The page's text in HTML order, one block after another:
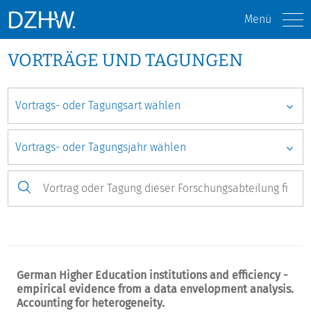
Menü
VORTRÄGE UND TAGUNGEN
German Higher Education institutions and efficiency -
empirical evidence from a data envelopment analysis.
Accounting for heterogeneity.